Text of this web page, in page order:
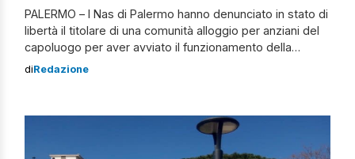
PALERMO – I Nas di Palermo hanno denunciato in stato di
libertà il titolare di una comunità alloggio per anziani del
capoluogo per aver avviato il funzionamento della
struttura da diversi mesi senza aver mai predisposto un
prevenzione e […]
diRedazione